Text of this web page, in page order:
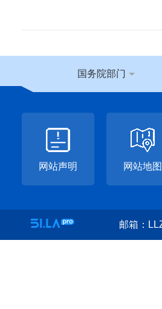
国务院部门
网站声明 网站地图
邮箱：